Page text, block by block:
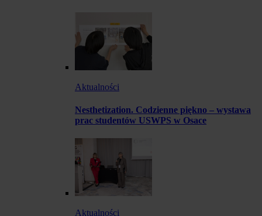
Aktualności
Nesthetization. Codzienne piękno – wystawa
prac studentów USWPS w Osace
Aktualności